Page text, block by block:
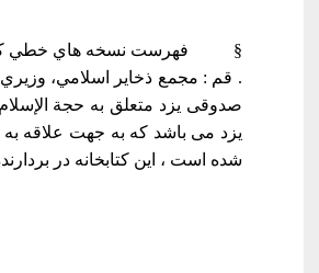
§ فهرست نسخه هاي خطي
صدوقی یزد متعلق به حجة
یزد می باشد که به جهت علاقه
شده است ، این کتابخانه در